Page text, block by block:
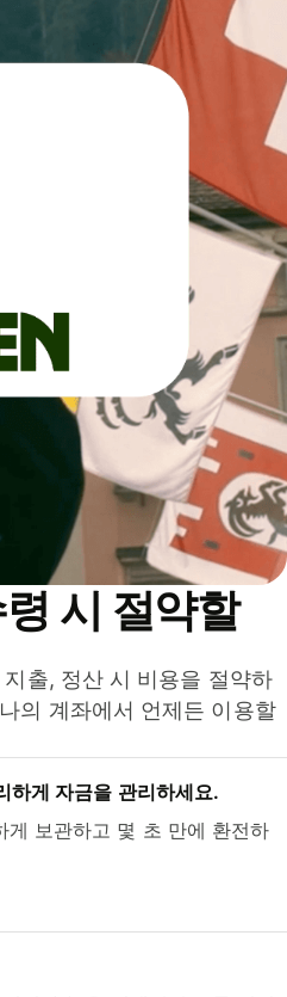
시 절약할
출, 정산 시 비용을 절약하
의 계좌에서 언제든 이용할
하게 자금을 관리하세요.
게 보관하고 몇 초 만에 환전하